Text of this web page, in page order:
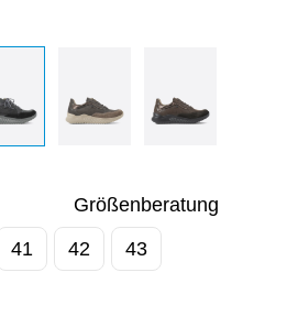
Größenberatung
41 42 43